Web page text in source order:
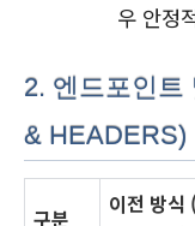
우 안정
2. 엔드포인트
& HEADERS)
구분
이전 방식